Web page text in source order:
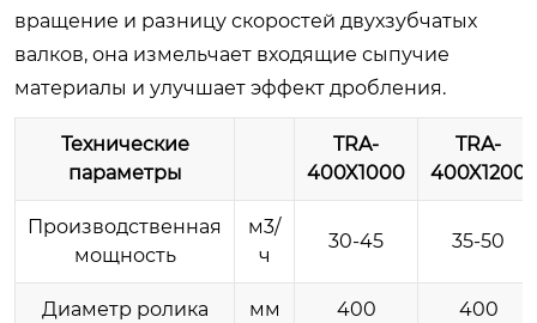
вращение и разницу скоростей двухзубчатых
валков, она измельчает входящие сыпучие
материалы и улучшает эффект дробления.
Технические
параметры
TRA-
400X1000
TRA-
400X1200
Производственная
мощность
м3/
ч
30-45 35-50
Диаметр ролика мм 400 400